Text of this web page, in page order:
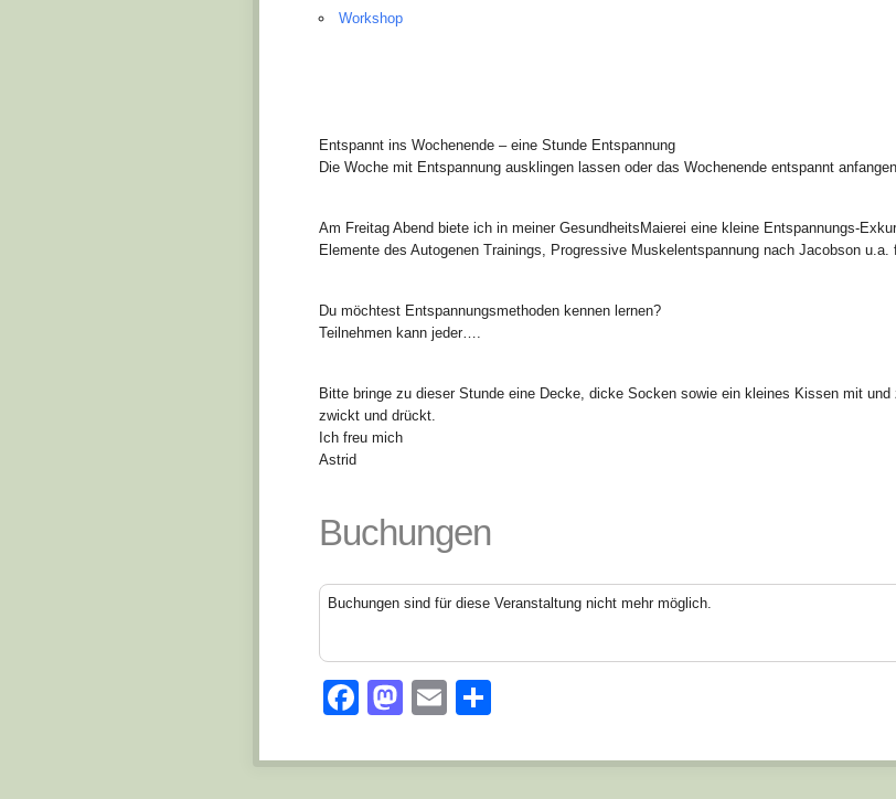
Workshop
Entspannt ins Wochenende – eine Stunde Entspannung
Die Woche mit Entspannung ausklingen lassen oder das Wochenende entspannt
Am Freitag Abend biete ich in meiner GesundheitsMaierei eine kleine Entspannungs-
Elemente des Autogenen Trainings, Progressive Muskelentspannung nach Jacobson
Du möchtest Entspannungsmethoden kennen lernen?
Teilnehmen kann jeder….
Bitte bringe zu dieser Stunde eine Decke, dicke Socken sowie ein kleines Kissen mit
zwickt und drückt.
Ich freu mich
Astrid
Buchungen
Buchungen sind für diese Veranstaltung nicht mehr möglich.
Facebook
Mastodon
Email